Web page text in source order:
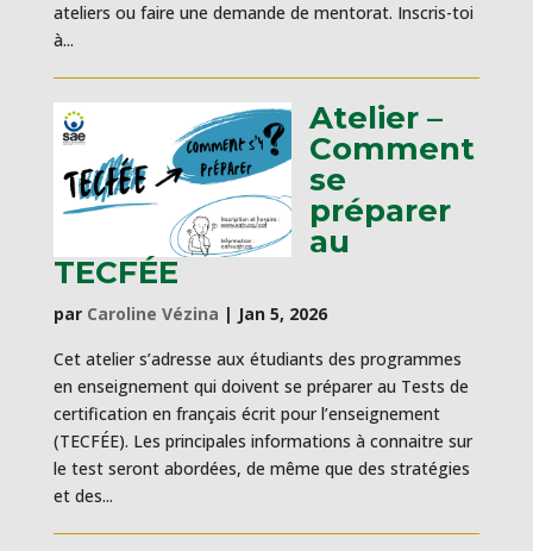
ateliers ou faire une demande de mentorat. Inscris-toi
à...
Atelier –
Comment
se
préparer
au
TECFÉE
par Caroline Vézina | Jan 5, 2026
Cet atelier s’adresse aux étudiants des programmes
en enseignement qui doivent se préparer au Tests de
certification en français écrit pour l’enseignement
(TECFÉE). Les principales informations à connaitre sur
le test seront abordées, de même que des stratégies
et des...